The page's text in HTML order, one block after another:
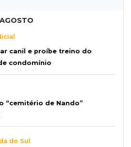
canil e proíbe treino do
condomínio
“cemitério de Nando”
do Sul